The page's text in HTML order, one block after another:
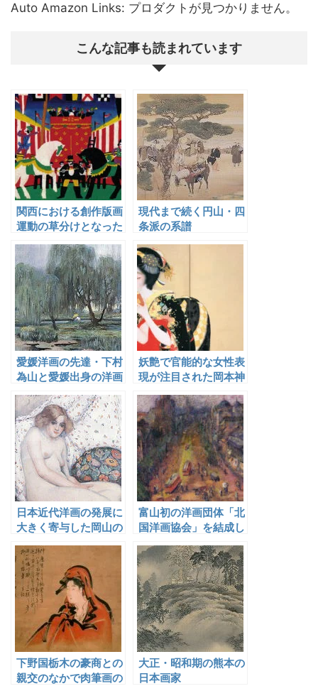
Auto Amazon Links: プロダクトが見つかりません。
こんな記事も読まれています
関西における創作版画
運動の草分けとなった
川西英
現代まで続く円山・四
条派の系譜
愛媛洋画の先達・下村
為山と愛媛出身の洋画
家
妖艶で官能的な女性表
現が注目された岡本神
草
日本近代洋画の発展に
大きく寄与した岡山の
先駆的洋画家たち
富山初の洋画団体「北
国洋画協会」を結成し
た改井徳寛
下野国栃木の豪商との
親交のなかで肉筆画の
大正・昭和期の熊本の
日本画家